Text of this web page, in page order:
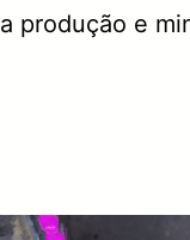
produção e